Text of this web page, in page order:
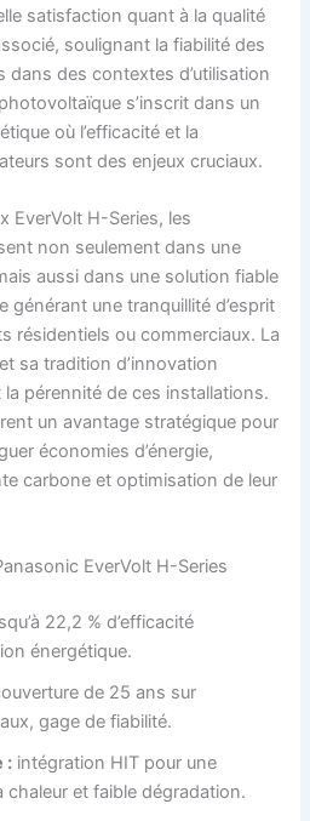
satisfaction quant à la qualité
soulignant la fiabilité des
des contextes d’utilisation
s’inscrit dans un
où l’efficacité et la
sont des enjeux cruciaux.
EverVolt H-Series, les
non seulement dans une
aussi dans une solution fiable
générant une tranquillité d’esprit
résidentiels ou commerciaux. La
sa tradition d’innovation
pérennité de ces installations.
un avantage stratégique pour
économies d’énergie,
carbone et optimisation de leur
EverVolt H-Series
22,2 % d’efficacité
énergétique.
de 25 ans sur
gage de fiabilité.
: intégration HIT pour une
chaleur et faible dégradation.